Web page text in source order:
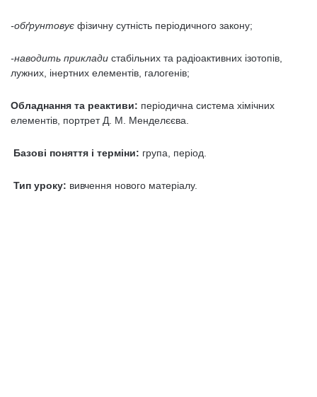
-обґрунтовує фізичну сутність періодичного закону;
-наводить приклади стабільних та радіоактивних ізотопів,
лужних, інертних елементів, галогенів;
Обладнання та реактиви: періодична система хімічних
елементів, портрет Д. М. Менделєєва.
Базові поняття і терміни: група, період.
Тип уроку: вивчення нового матеріалу.